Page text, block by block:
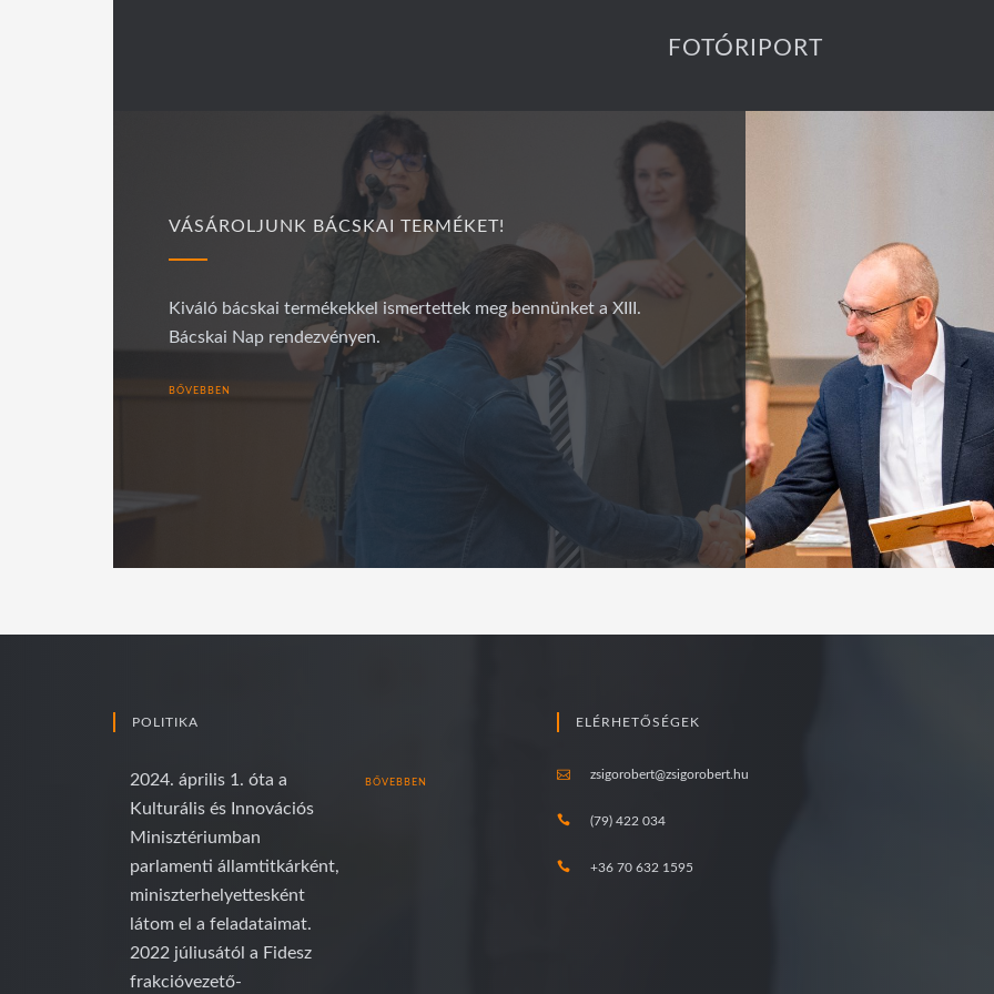
FOTÓRIPORT
VÁSÁROLJUNK BÁCSKAI TERMÉKET!
Kiváló bácskai termékekkel ismertettek meg bennünket a XIII.
Bácskai Nap rendezvényen.
BŐVEBBEN
POLITIKA
2024. április 1. óta a
Kulturális és Innovációs
Minisztériumban
parlamenti államtitkárként,
miniszterhelyettesként
látom el a feladataimat.
2022 júliusától a Fidesz
frakcióvezető-
BŐVEBBEN
ELÉRHETŐSÉGEK
zsigorobert@zsigorobert.hu
(79) 422 034
+36 70 632 1595